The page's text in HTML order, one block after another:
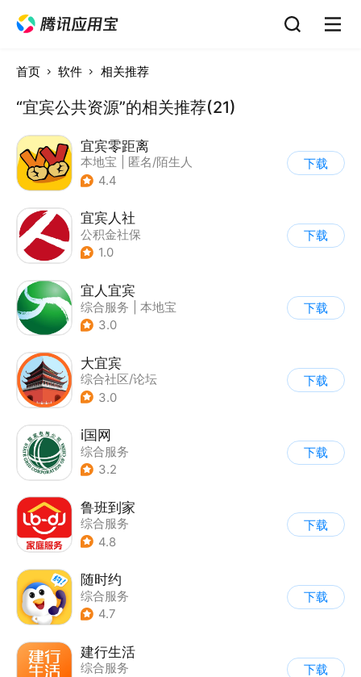
首页 软件 相关推荐
“宜宾公共资源”的相关推荐(21)
宜宾零距离
本地宝
匿名/陌生人
4.4
下载
宜宾人社
公积金社保
1.0
下载
宜人宜宾
综合服务
本地宝
3.0
下载
大宜宾
综合社区/论坛
3.0
下载
i国网
综合服务
3.2
下载
鲁班到家
综合服务
4.8
下载
随时约
综合服务
4.7
下载
建行生活
综合服务
下载